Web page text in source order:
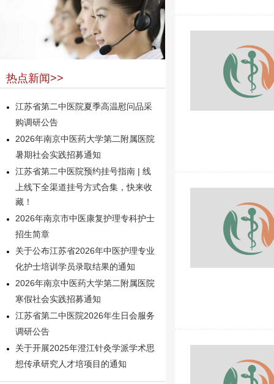
热点新闻>>
江苏省第二中医院夏季高温慰问品采
购调研公告
2026年南京中医药大学第二附属医院
暑期社会实践招募通知
江苏省第二中医院预约挂号指南 | 线
上线下全渠道挂号方式合集，快来收
藏！
2026年南京市中医康复护理专科护士
招生简章
关于公布江苏省2026年中医护理专业
化护士培训学员录取结果的通知
2026年南京中医药大学第二附属医院
寒假社会实践招募通知
江苏省第二中医院2026年生日会服务
调研公告
关于开展2025年澄江针灸学派学术思
想传承研究人才培项目的通知